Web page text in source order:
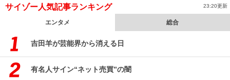
サイゾー人気記事ランキング 23:20更新
エンタメ 総合
吉田羊が芸能界から消える日
有名人サイン“ネット売買”の闇